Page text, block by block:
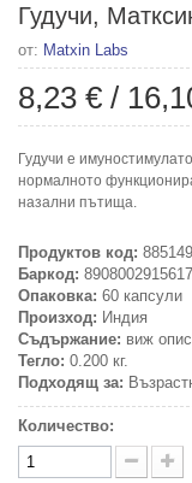
Гудучи,
от: Matxin Labs
8,23 € /
Гудучи е
нормалното
назални пътища.
Продуктов код:
Баркод: 8908002915617
Опаковка: 60 капсули
Произход: Индия
Съдържание: виж
Тегло: 0.200 кг.
Подходящ за:
Количество: